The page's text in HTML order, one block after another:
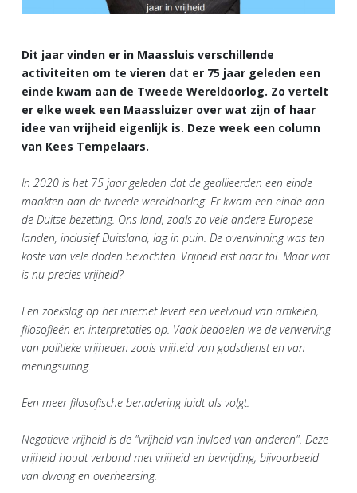
Dit jaar vinden er in Maassluis verschillende
activiteiten om te vieren dat er 75 jaar geleden een
einde kwam aan de Tweede Wereldoorlog. Zo vertelt
er elke week een Maassluizer over wat zijn of haar
idee van vrijheid eigenlijk is. Deze week een column
van Kees Tempelaars.
In 2020 is het 75 jaar geleden dat de geallieerden een einde
maakten aan de tweede wereldoorlog. Er kwam een einde aan
de Duitse bezetting. Ons land, zoals zo vele andere Europese
landen, inclusief Duitsland, lag in puin. De overwinning was ten
koste van vele doden bevochten. Vrijheid eist haar tol. Maar wat
is nu precies vrijheid?
Een zoekslag op het internet levert een veelvoud van artikelen,
filosofieën en interpretaties op. Vaak bedoelen we de verwerving
van politieke vrijheden zoals vrijheid van godsdienst en van
meningsuiting.
Een meer filosofische benadering luidt als volgt:
Negatieve vrijheid is de "vrijheid van invloed van anderen". Deze
vrijheid houdt verband met vrijheid en bevrijding, bijvoorbeeld
van dwang en overheersing.